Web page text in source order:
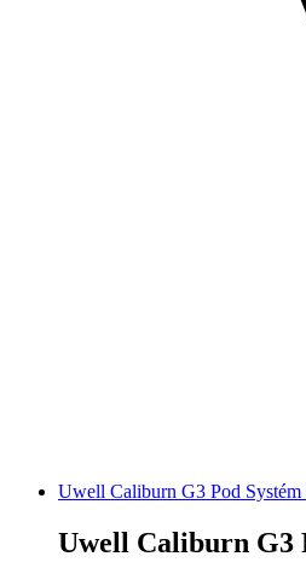
Uwell Caliburn G3 Pod Systém
Uwell Caliburn G3